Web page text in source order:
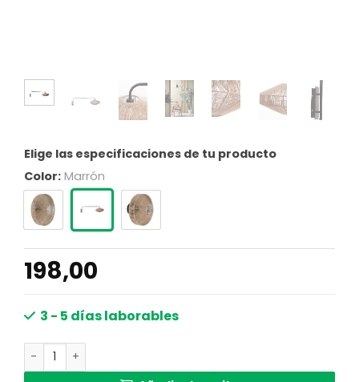
Elige las especificaciones de tu producto
Color: Marrón
198,00
3 - 5 días laborables
Aplique de pared de ratán para montaje mural Light &